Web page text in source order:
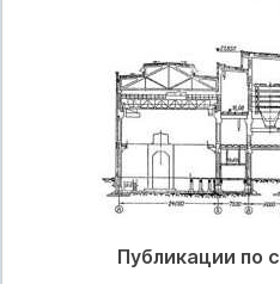
Публикации по